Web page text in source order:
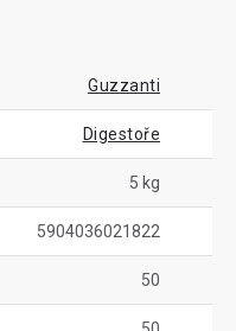
Guzzanti
Digestoře
5 kg
5904036021822
50